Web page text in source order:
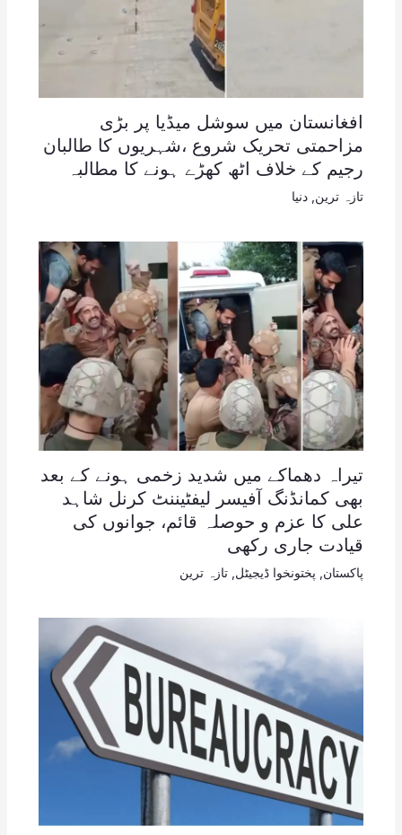
افغانستان میں سوشل میڈیا پر بڑی
مزاحمتی تحریک شروع ،شہریوں کا طالبان
رجیم کے خلاف اٹھ کھڑے ہونے کا مطالبہ
تازہ ترین دنیا
تیراہ دھماکے میں شدید زخمی ہونے کے بعد
بھی کمانڈنگ آفیسر لیفٹیننٹ کرنل شاہد
علی کا عزم و حوصلہ قائم، جوانوں کی
قیادت جاری رکھی
پاکستان پختونخوا ڈیجیٹل تازہ ترین